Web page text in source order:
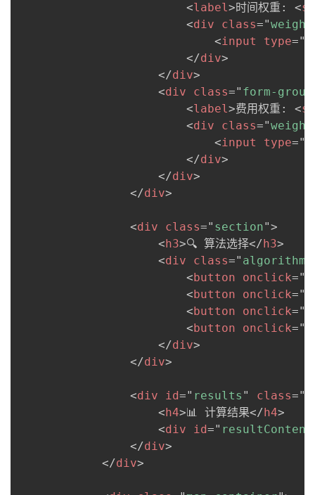
<label>时间权重: <
<div class="
<input type="
</div>
</div>
<div class=" form-group
<label>费用权重: <
<div class="
<input type="
</div>
</div>
</div>
<div class=" section">
<h3>🔍 算法选择</h3>
<div class=" algorithm-
<button onclick="
<button onclick="
<button onclick="
<button onclick="
</div>
</div>
<div id=" results " class="
<h4>📊 计算结果</h4>
<div id=" resultContent
</div>
</div>